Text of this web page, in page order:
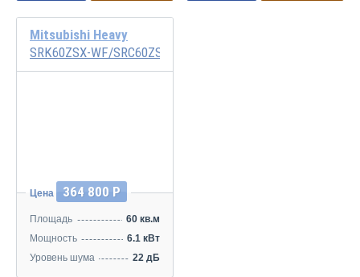
Mitsubishi Heavy
SRK60ZSX-WF/SRC60ZSX-W1
Цена 364 800 Р
Площадь
60 кв.м
Мощность
6.1 кВт
Уровень шума
22 дБ